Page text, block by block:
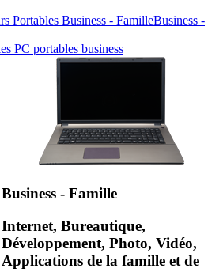
Business -
PC portables business
Business - Famille
Internet, Bureautique,
Développement, Photo, Vidéo,
Applications de la famille et de